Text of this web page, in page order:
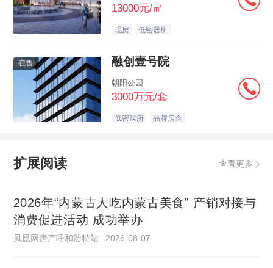
13000元/㎡
现房 低密居所
在售 融创壹号院
朝阳公园
3000万元/套
低密居所 品牌房企
扩展阅读 查看更多
2026年“内蒙古人吃内蒙古美食” 产销对接与
消费促进活动 成功举办
凤凰网房产呼和浩特站 2026-08-07